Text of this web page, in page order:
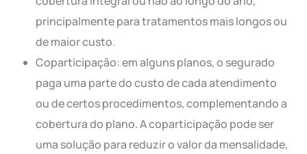
principalmente para tratamentos mais longos ou
de maior custo.
Coparticipação: em alguns planos, o segurado
paga uma parte do custo de cada atendimento
ou de certos procedimentos, complementando a
cobertura do plano. A coparticipação pode ser
uma solução para reduzir o valor da mensalidade,